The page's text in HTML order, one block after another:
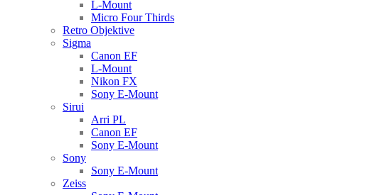
L-Mount
Micro Four Thirds
Retro Objektive
Sigma
Canon EF
L-Mount
Nikon FX
Sony E-Mount
Sirui
Arri PL
Canon EF
Sony E-Mount
Sony
Sony E-Mount
Zeiss